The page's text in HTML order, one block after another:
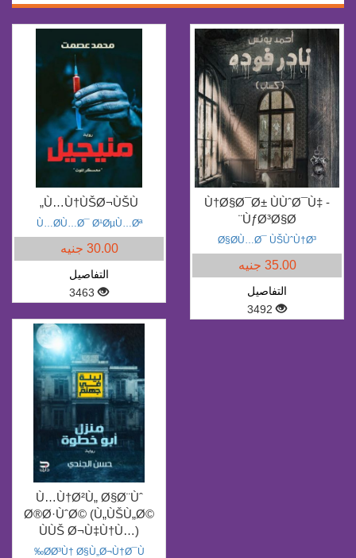
Ù†Ø§Ø¯Ø± ÙÙˆØ¯Ù‡ -
ÙƒØ³Ø§Ø¨
Ø§Ø­Ù…Ø¯ ÙŠÙˆÙ†Ø³
35.00 جنيه
التفاصيل
3492
Ù…Ù†ÙŠØ¬ÙŠÙ„
Ù…Ø­Ù…Ø¯ Ø¹ØµÙ…Øª
30.00 جنيه
التفاصيل
3463
Ù…Ù†Ø²Ù„ Ø§Ø¨Ùˆ
Ø®Ø·ÙˆØ© (Ù„ÙŠÙ„Ø©
ÙÙŠ Ø¬Ù‡Ù†Ù…)
Ø­Ø³Ù† Ø§Ù„Ø¬Ù†Ø¯Ù‰